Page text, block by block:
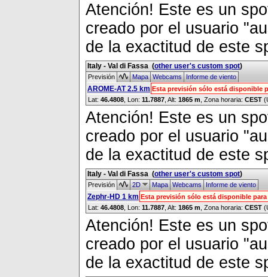
Atención! Este es un
creado por el usuario
de la exactitud de este
Italy - Val di Fassa (other user's custom spot)
Previsión MapaWebcamsInforme de viento
AROME-AT 2.5 km Esta previsión sólo está disponible
Lat: 46.4808 , Lon: 11.7887 Alt: 1865 m , Zona horaria: CEST
Atención! Este es un
creado por el usuario
de la exactitud de este
Italy - Val di Fassa (other user's custom spot)
Previsión 2D MapaWebcamsInforme de viento
Zephr-HD 1 km Esta previsión sólo está disponible
Lat: 46.4808 , Lon: 11.7887 Alt: 1865 m , Zona horaria: CEST
Atención! Este es un
creado por el usuario
de la exactitud de este